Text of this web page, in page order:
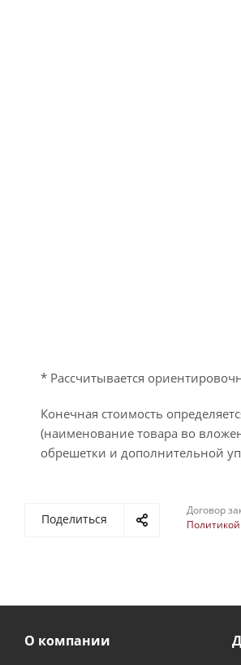
* Рассчитывается
Конечная стоимость
(наименование товара во
обрешетки и дополнительной
Поделиться
Договор
О компании